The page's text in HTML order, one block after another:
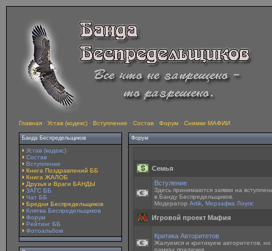
Главная · Устав (кодекс) · Вступление · Состав · Форум · Снимки МАФИИ
Банда Беспредельщиков
Устав (кодекс)
Состав
Вступление
Книга Поздравлений ББ
Книга ЖАЛОБ
Друзья и Враги БАНДЫ
ЗАГС ББ
Чат ББ
Бредни Беспредельщиков
Клятва Беспредельщиков
Форум
Рейтинг ББ
Фотоальбом
Форум
Семья
Встуление
Здесь принимаются заявки на
в Банду Беспредельщиков.
Модератор Artik Мерзафка Лоупс
Игровой проект Мафия
Критика Авторитетов
Жалуемся и критикуем авторитетов, но
рамках приличия.